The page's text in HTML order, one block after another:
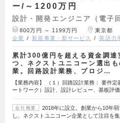
ー/～1200万円
設計・開発エンジニア（電子
800万円 ～ 1199万円 東京都
企業
新規事業・新サービス 英語力
累計300億円を超える資金調達
つ、ネクストユニコーン選出
業。回路設計業務、プロジ…
【業務内容】 （１）回路設計業務： 要件
ートワーク）設計、設計レビュー、基板評
会社概要
2018年に設立。創業から10年
し、ネクストユニコーン企業として注目を